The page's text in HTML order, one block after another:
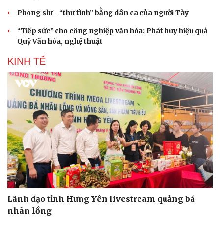
Phong slư - “thư tình” bằng dân ca của người Tày
“Tiếp sức” cho công nghiệp văn hóa: Phát huy hiệu quả
Quỹ Văn hóa, nghệ thuật
KINH TẾ
Lãnh đạo tỉnh Hưng Yên livestream quảng bá
nhãn lồng